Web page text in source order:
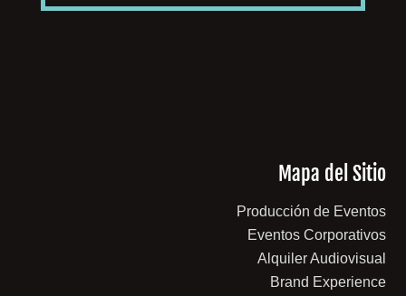
Mapa del Sitio
Producción de Eventos
Eventos Corporativos
Alquiler Audiovisual
Brand Experience